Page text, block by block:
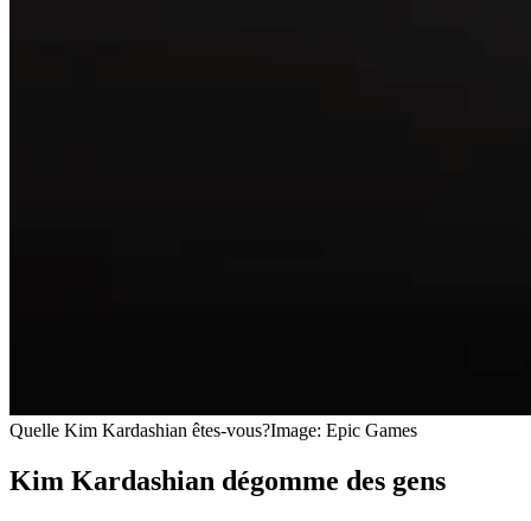
Quelle Kim Kardashian êtes-vous?Image: Epic Games
Kim Kardashian dégomme des gens